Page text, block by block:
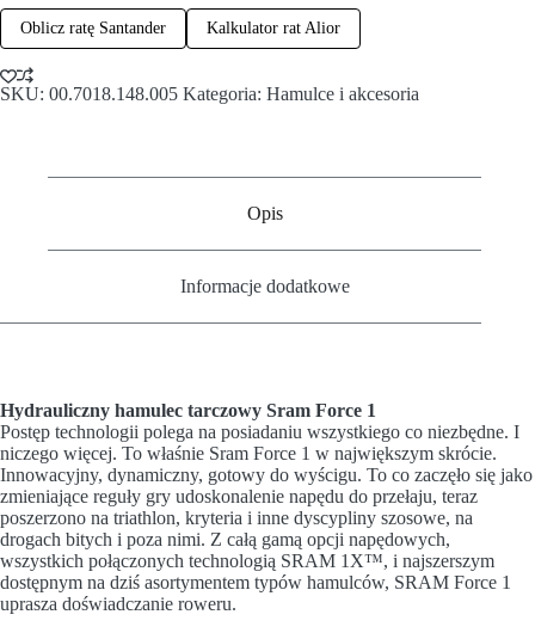
Oblicz ratę Santander Kalkulator rat Alior
SKU: 00.7018.148.005 Kategoria: Hamulce i akcesoria
Opis
Informacje dodatkowe
Hydrauliczny hamulec tarczowy Sram Force 1
Postęp technologii polega na posiadaniu wszystkiego co niezbędne. I
niczego więcej. To właśnie Sram Force 1 w największym skrócie.
Innowacyjny, dynamiczny, gotowy do wyścigu. To co zaczęło się jako
zmieniające reguły gry udoskonalenie napędu do przełaju, teraz
poszerzono na triathlon, kryteria i inne dyscypliny szosowe, na
drogach bitych i poza nimi. Z całą gamą opcji napędowych,
wszystkich połączonych technologią SRAM 1X™, i najszerszym
dostępnym na dziś asortymentem typów hamulców, SRAM Force 1
uprasza doświadczanie roweru.